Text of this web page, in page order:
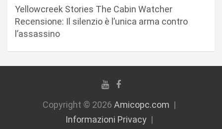
Yellowcreek Stories The Cabin Watcher
Recensione: Il silenzio è l’unica arma contro
l’assassino
Copyright © 2026 Amicopc.com
Informazioni Privacy